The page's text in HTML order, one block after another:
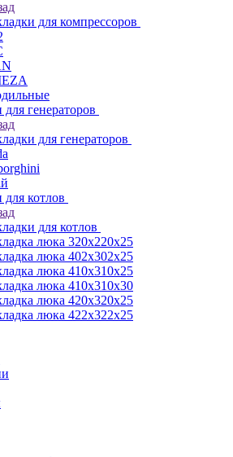
для компрессоров
генераторов
для генераторов
котлов
для котлов
люка 320x220x25
люка 402x302x25
люка 410x310x25
люка 410х310х30
люка 420x320x25
люка 422x322x25